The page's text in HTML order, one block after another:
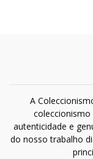
A
coleccionismo
autenticidade e
do nosso trabalho